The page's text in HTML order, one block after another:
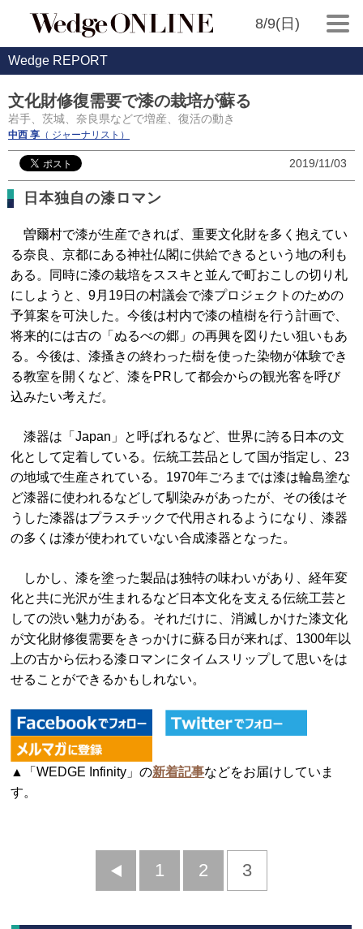
8/9(日)
Wedge REPORT
文化財修復需要で漆の栽培が蘇る
岩手、茨城、奈良県などで増産、復活の動き
中西 享 （ ジャーナリスト）
2019/11/03
日本独自の漆ロマン
曽爾村で漆が生産できれば、重要文化財を多く抱えてい
る奈良、京都にある神社仏閣に供給できるという地の利も
ある。同時に漆の栽培をススキと並んで町おこしの切り札
にしようと、9月19日の村議会で漆プロジェクトのための
予算案を可決した。今後は村内で漆の植樹を行う計画で、
将来的には古の「ぬるべの郷」の再興を図りたい狙いもあ
る。今後は、漆搔きの終わった樹を使った染物が体験でき
る教室を開くなど、漆をPRして都会からの観光客を呼び
込みたい考えだ。
漆器は「Japan」と呼ばれるなど、世界に誇る日本の文
化として定着している。伝統工芸品として国が指定し、23
の地域で生産されている。1970年ごろまでは漆は輪島塗な
ど漆器に使われるなどして馴染みがあったが、その後はそ
うした漆器はプラスチックで代用されるようになり、漆器
の多くは漆が使われていない合成漆器となった。
しかし、漆を塗った製品は独特の味わいがあり、経年変
化と共に光沢が生まれるなど日本文化を支える伝統工芸と
しての渋い魅力がある。それだけに、消滅しかけた漆文化
が文化財修復需要をきっかけに蘇る日が来れば、1300年以
上の古から伝わる漆ロマンにタイムスリップして思いをは
せることができるかもしれない。
▲「WEDGE Infinity」の新着記事などをお届けしていま
す。
前
1 2 3